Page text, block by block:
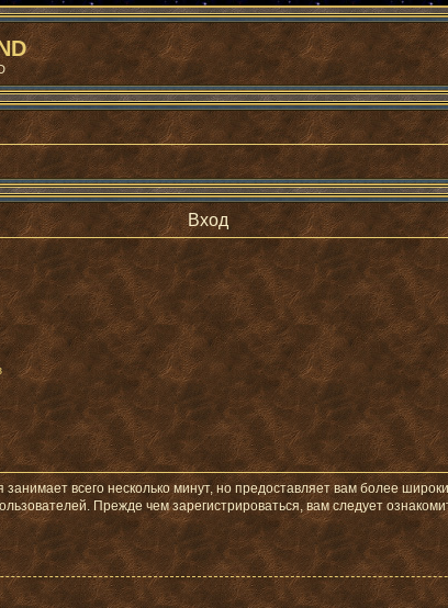
Вход
всего несколько минут, но предоставляет вам более
Прежде чем зарегистрироваться, вам следует